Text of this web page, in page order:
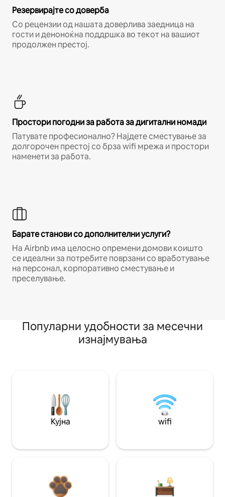
Резервирајте со доверба
Со рецензии од нашата доверлива заедница на
гости и деноноќна поддршка во текот на вашиот
продолжен престој.
Простори погодни за работа за дигитални номади
Патувате професионално? Најдете сместување за
долгорочен престој со брза wifi мрежа и простори
наменети за работа.
Барате станови со дополнителни услуги?
На Airbnb има целосно опремени домови коишто
се идеални за потребите поврзани со вработување
на персонал, корпоративно сместување и
преселување.
Популарни удобности за месечни
изнајмувања
Кујна wifi